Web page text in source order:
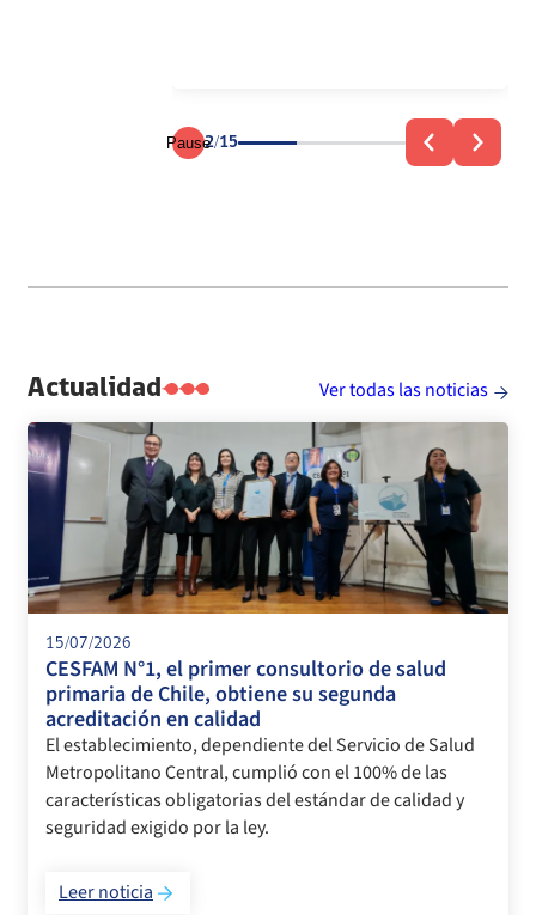
Pause2/15
Actualidad Ver todas las noticias
15/07/2026
CESFAM N°1, el primer consultorio de salud
primaria de Chile, obtiene su segunda
acreditación en calidad
El establecimiento, dependiente del Servicio de Salud
Metropolitano Central, cumplió con el 100% de las
características obligatorias del estándar de calidad y
seguridad exigido por la ley.
Leer noticia